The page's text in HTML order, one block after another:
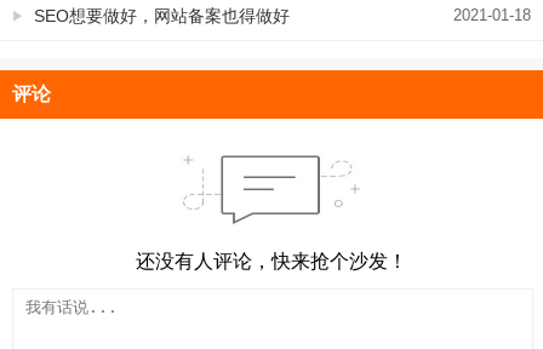
留电话 2021-01-18
SEO想要做好，网站备案也得做好
评论
还没有人评论，快来抢个沙发！